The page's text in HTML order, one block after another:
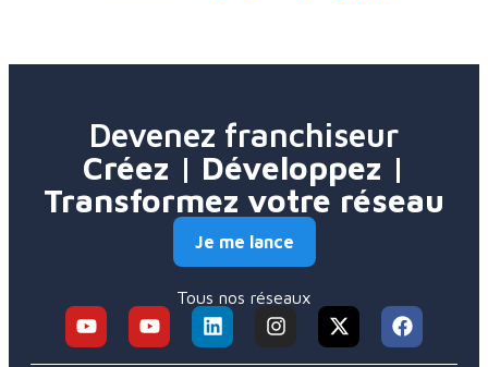
Devenez franchiseur
Créez | Développez |
Transformez votre réseau
Je me lance
Tous nos réseaux